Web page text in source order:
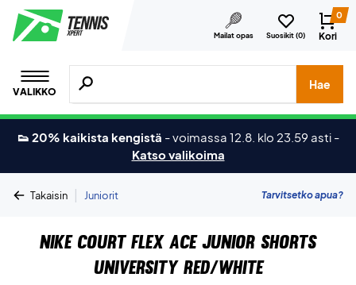
Mailat opas Suosikit (0)
0
Kori
VALIKKO
Hae tuotteita, merkkejä jne.
Hae
👟 20% kaikista kengistä -voimassa 12.8. klo 23.59 asti -
Katso valikoima
Takaisin | Juniorit Tarvitsetko apua?
Nike Court Flex Ace Junior Shorts
University Red/White